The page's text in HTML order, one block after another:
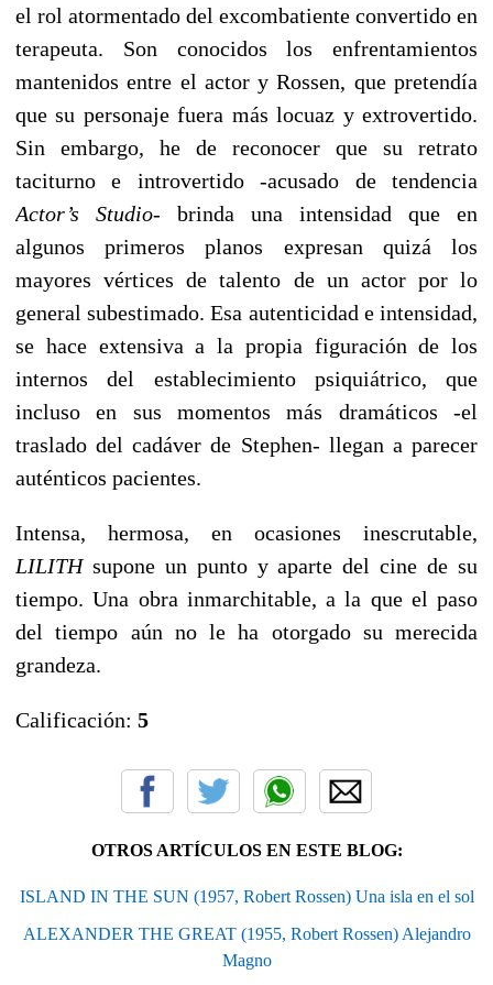
el rol atormentado del excombatiente convertido en
terapeuta. Son conocidos los enfrentamientos
mantenidos entre el actor y Rossen, que pretendía
que su personaje fuera más locuaz y extrovertido.
Sin embargo, he de reconocer que su retrato
taciturno e introvertido -acusado de tendencia
Actor’s Studio- brinda una intensidad que en
algunos primeros planos expresan quizá los
mayores vértices de talento de un actor por lo
general subestimado. Esa autenticidad e intensidad,
se hace extensiva a la propia figuración de los
internos del establecimiento psiquiátrico, que
incluso en sus momentos más dramáticos -el
traslado del cadáver de Stephen- llegan a parecer
auténticos pacientes.
Intensa, hermosa, en ocasiones inescrutable,
LILITHsupone un punto y aparte del cine de su
tiempo. Una obra inmarchitable, a la que el paso
del tiempo aún no le ha otorgado su merecida
grandeza.
Calificación: 5
OTROS ARTÍCULOS EN ESTE BLOG:
ISLAND IN THE SUN (1957, Robert Rossen) Una isla en el sol
ALEXANDER THE GREAT (1955, Robert Rossen) Alejandro
Magno